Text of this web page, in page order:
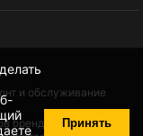
Принять
и обслуживание
бренда происходит